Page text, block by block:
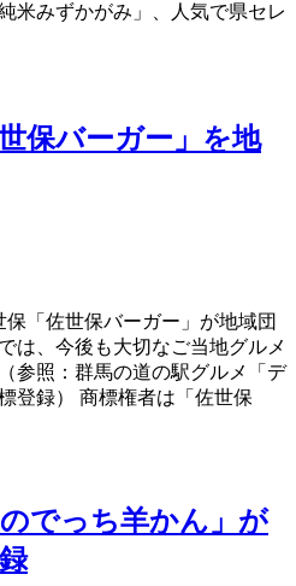
米みずかがみ」、人気で県セレ
保バーガー」を地
保「佐世保バーガー」が地域団
は、今後も大切なご当地グルメ
参照：群馬の道の駅グルメ「デ
登録） 商標権者は「佐世保
でっち羊かん」が